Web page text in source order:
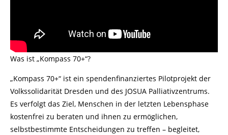
Was ist „Kompass 70+“?
„Kompass 70+“ ist ein spendenfinanziertes Pilotprojekt der
Volkssolidarität Dresden und des JOSUA Palliativzentrums.
Es verfolgt das Ziel, Menschen in der letzten Lebensphase
kostenfrei zu beraten und ihnen zu ermöglichen,
selbstbestimmte Entscheidungen zu treffen – begleitet,